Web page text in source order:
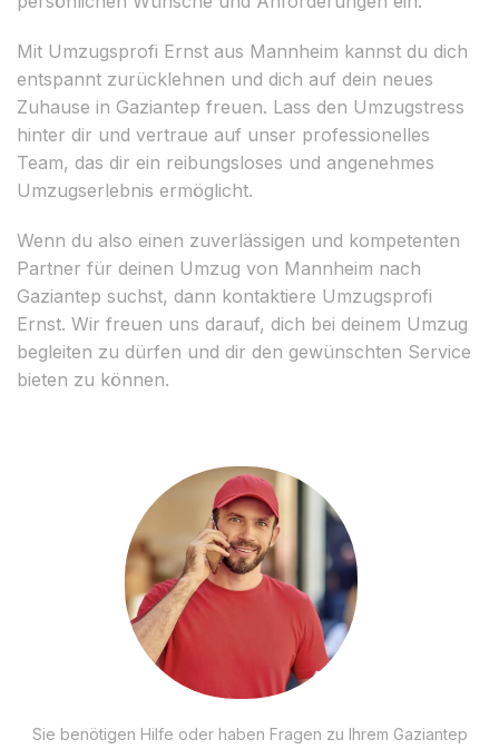
Mit Umzugsprofi Ernst aus Mannheim kannst du dich
entspannt zurücklehnen und dich auf dein neues
Zuhause in Gaziantep freuen. Lass den Umzugstress
hinter dir und vertraue auf unser professionelles
Team, das dir ein reibungsloses und angenehmes
Umzugserlebnis ermöglicht.
Wenn du also einen zuverlässigen und kompetenten
Partner für deinen Umzug von Mannheim nach
Gaziantep suchst, dann kontaktiere Umzugsprofi
Ernst. Wir freuen uns darauf, dich bei deinem Umzug
begleiten zu dürfen und dir den gewünschten Service
bieten zu können.
Sie benötigen Hilfe oder haben Fragen zu Ihrem Gaziantep